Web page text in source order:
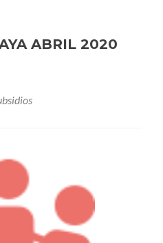
ABRIL 2020